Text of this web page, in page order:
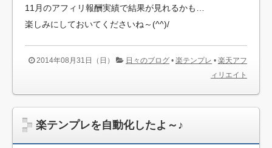
11月のアフィリ報酬実績で結果が見れるかも…
楽しみにしておいてくださいね～(^^)/
2014年08月31日（日） 日々のブログ • 楽テンプレ • 楽天アフ
ィリエイト
楽テンプレを自動化したよ～♪